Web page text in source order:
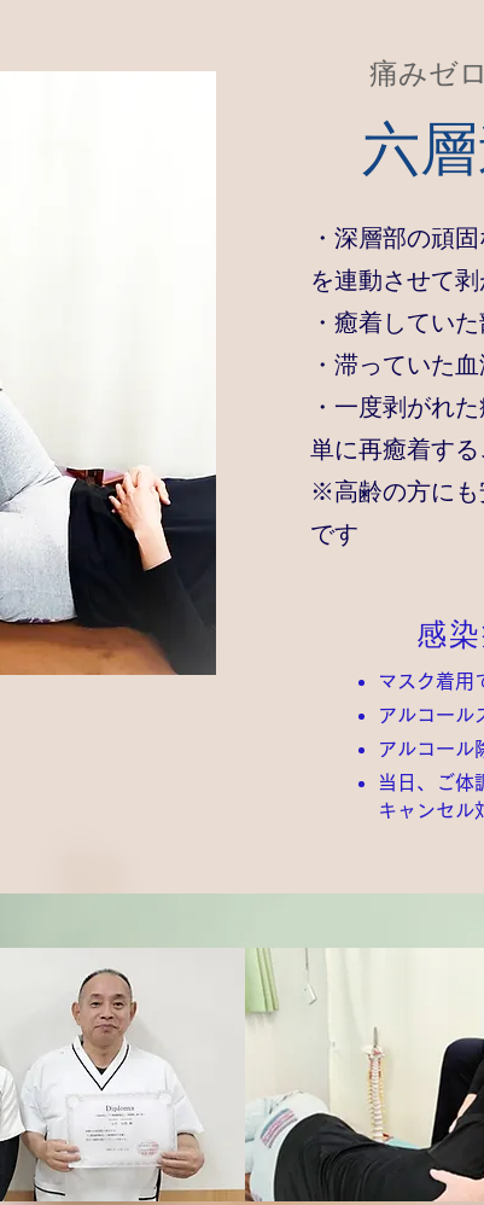
痛みゼ
六
・深層部の頑
を連動させて
・癒着してい
・滞っていた
・一度剥がれ
単に再癒着す
※高齢の方に
です
マスク着用
アルコール
アルコール
当日、ご体
キャンセル
感